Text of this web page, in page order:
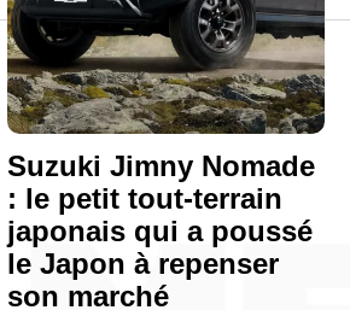
Suzuki Jimny Nomade
: le petit tout-terrain
japonais qui a poussé
le Japon à repenser
son marché